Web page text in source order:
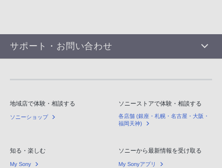
サポート・お問い合わせ
地域店で体験・相談する
ソニーショップ
ソニーストアで体験・相談する
各店舗 (銀座・札幌・名古屋・大阪・
福岡天神)
知る・楽しむ
My Sony
ソニーから最新情報を受け取る
My Sonyアプリ